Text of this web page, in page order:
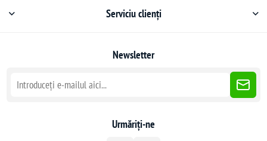
Serviciu clienți
Newsletter
Urmăriți-ne